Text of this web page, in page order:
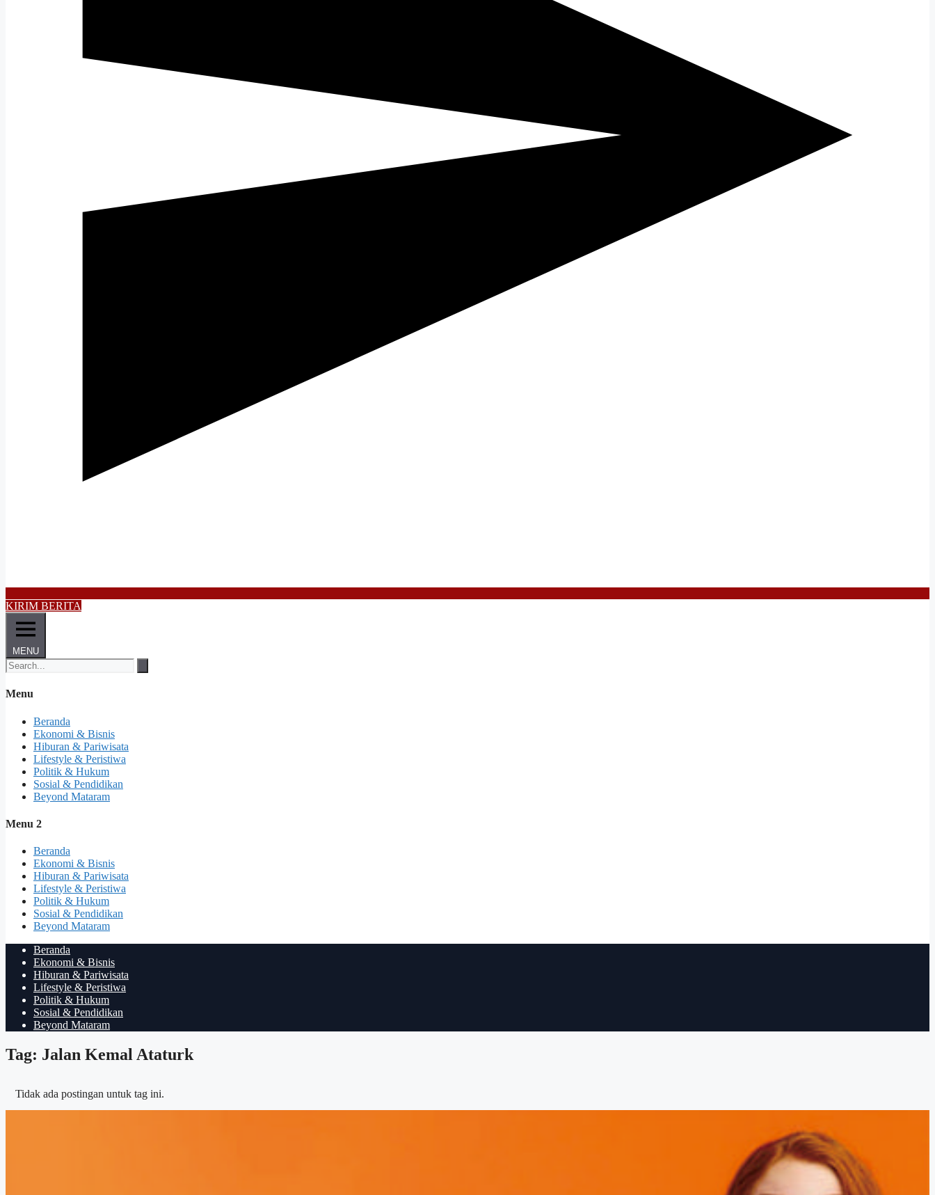
KIRIM BERITA
MENU
Menu
Beranda
Ekonomi & Bisnis
Hiburan & Pariwisata
Lifestyle & Peristiwa
Politik & Hukum
Sosial & Pendidikan
Beyond Mataram
Menu 2
Beranda
Ekonomi & Bisnis
Hiburan & Pariwisata
Lifestyle & Peristiwa
Politik & Hukum
Sosial & Pendidikan
Beyond Mataram
Beranda
Ekonomi & Bisnis
Hiburan & Pariwisata
Lifestyle & Peristiwa
Politik & Hukum
Sosial & Pendidikan
Beyond Mataram
Tag: Jalan Kemal Ataturk
Tidak ada postingan untuk tag ini.